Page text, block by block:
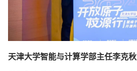
天津大学智能与计算学部主任李克秋